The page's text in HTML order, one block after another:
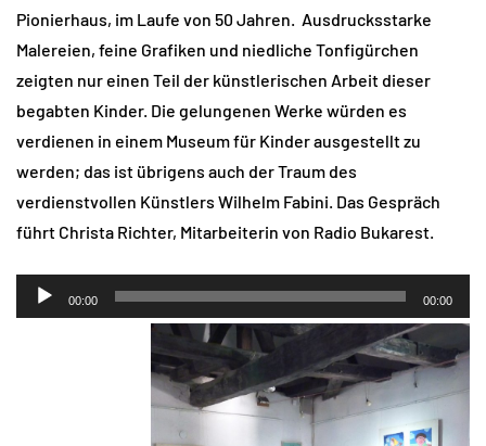
Pionierhaus, im Laufe von 50 Jahren. Ausdrucksstarke
Malereien, feine Grafiken und niedliche Tonfigürchen
zeigten nur einen Teil der künstlerischen Arbeit dieser
begabten Kinder. Die gelungenen Werke würden es
verdienen in einem Museum für Kinder ausgestellt zu
werden; das ist übrigens auch der Traum des
verdienstvollen Künstlers Wilhelm Fabini. Das Gespräch
führt Christa Richter, Mitarbeiterin von Radio Bukarest.
Audio-
Player
00:00 00:00